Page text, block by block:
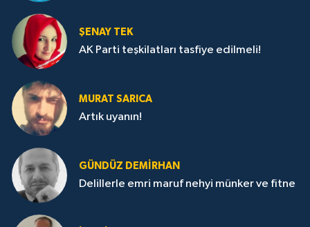
ŞENAY TEK
AK Parti teşkilatları tasfiye edilmeli!
MURAT SARICA
Artık uyanın!
GÜNDÜZ DEMIRHAN
Delillerle emri maruf nehyi münker ve fitne